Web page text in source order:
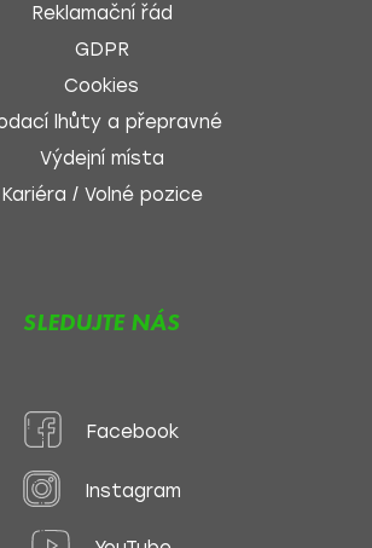
Reklamační řád
GDPR
Cookies
lhůty a přepravné
Výdejní místa
Kariéra / Volné pozice
SLEDUJTE NÁS
Facebook
Instagram